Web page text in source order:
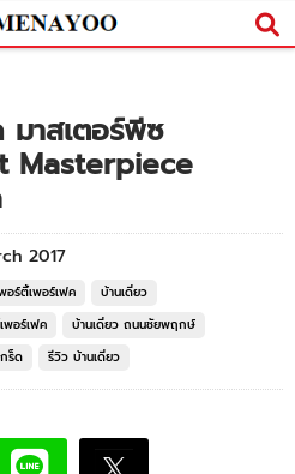
มาสเตอร์พีซ
Masterpiece
2017
ร์ตี้เพอร์เฟค
บ้านเดี่ยว
อร์เฟค
บ้านเดี่ยว ถนนชัยพฤกษ์
ร็ด รีวิว บ้านเดี่ยว